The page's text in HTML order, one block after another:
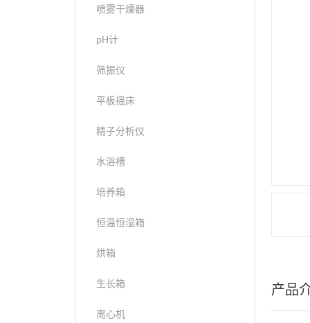
喷雾干燥器
pH计
筛振仪
平板摇床
精子分析仪
水浴槽
培养箱
恒温恒湿箱
烘箱
生长箱
离心机
产品